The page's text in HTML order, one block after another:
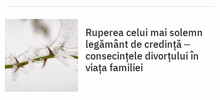
Ruperea celui mai solemn
legământ de credință ‒
consecințele divorțului în
viața familiei